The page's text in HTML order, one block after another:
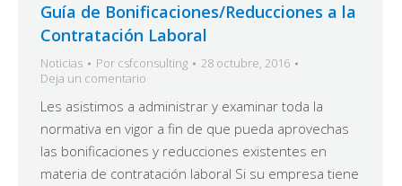
Guía de Bonificaciones/Reducciones a la
Contratación Laboral
Noticias Por csfconsulting
28 octubre, 2016
Deja un comentario
Les asistimos a administrar y examinar toda la
normativa en vigor a fin de que pueda aprovechas
las bonificaciones y reducciones existentes en
materia de contratación laboral Si su empresa tiene